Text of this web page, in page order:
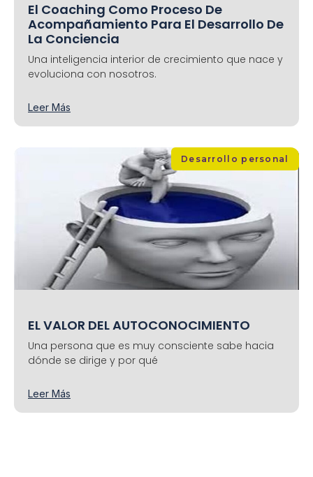
El Coaching Como Proceso De
Acompañamiento Para El Desarrollo De
La Conciencia
Una inteligencia interior de crecimiento que nace y
evoluciona con nosotros.
Leer Más
Desarrollo personal
EL VALOR DEL AUTOCONOCIMIENTO
Una persona que es muy consciente sabe hacia
dónde se dirige y por qué
Leer Más